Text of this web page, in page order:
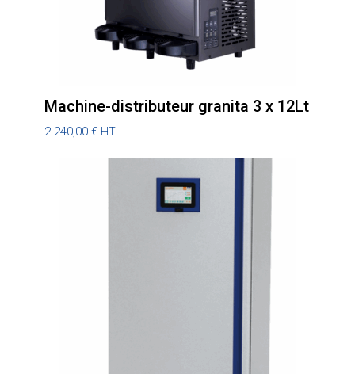
Machine-distributeur granita 3 x 12Lt
2.240,00 € HT